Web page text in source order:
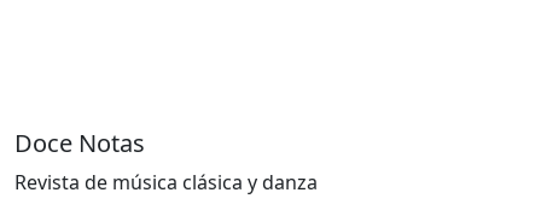
Doce Notas
Revista de música clásica y danza